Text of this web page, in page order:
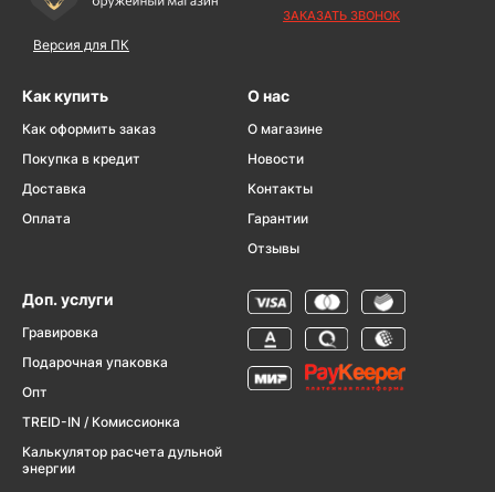
Версия для ПК
ЗАКАЗАТЬ ЗВОНОК
Как купить
Как оформить заказ
Покупка в кредит
Доставка
Оплата
О нас
О магазине
Новости
Контакты
Гарантии
Отзывы
Доп. услуги
Гравировка
Подарочная упаковка
Опт
TREID-IN / Комиссионка
Калькулятор расчета дульной
энергии